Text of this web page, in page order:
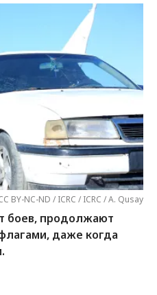
BY-NC-ND / ICRC / ICRC / A. Qusay
боев, продолжают
даже когда